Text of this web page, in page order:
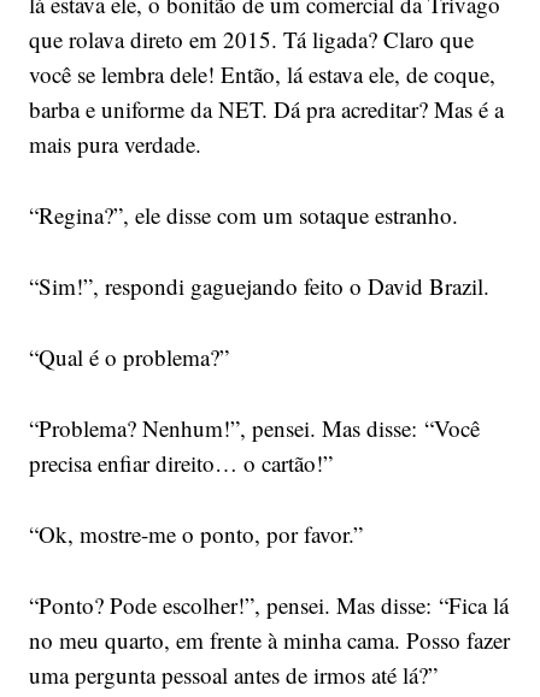
que rolava direto em 2015. Tá ligada? Claro que
você se lembra dele! Então, lá estava ele, de coque,
barba e uniforme da NET. Dá pra acreditar? Mas é a
mais pura verdade.
“Regina?”, ele disse com um sotaque estranho.
“Sim!”, respondi gaguejando feito o David Brazil.
“Qual é o problema?”
“Problema? Nenhum!”, pensei. Mas disse: “Você
precisa enfiar direito… o cartão!”
“Ok, mostre-me o ponto, por favor.”
“Ponto? Pode escolher!”, pensei. Mas disse: “Fica lá
no meu quarto, em frente à minha cama. Posso fazer
uma pergunta pessoal antes de irmos até lá?”